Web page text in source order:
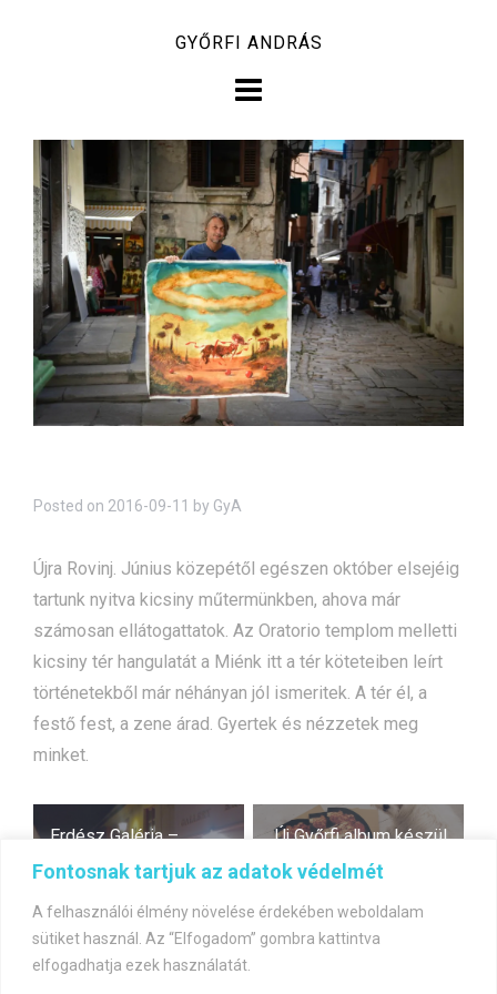
Fontosnak tartjuk az adatok védelmét
A felhasználói élmény növelése érdekében weboldalam
sütiket használ. Az “Elfogadom” gombra kattintva
elfogadhatja ezek használatát.
GYŐRFI ANDRÁS
Posted on 2016-09-11 by GyA
Újra Rovinj. Június közepétől egészen október elsejéig
tartunk nyitva kicsiny műtermünkben, ahova már
számosan ellátogattatok. Az Oratorio templom melletti
kicsiny tér hangulatát a Miénk itt a tér köteteiben leírt
történetekből már néhányan jól ismeritek. A tér él, a
festő fest, a zene árad. Gyertek és nézzetek meg
minket.
Bejegyzés
navigáció
Erdész Galéria –
március 25.-április 10-
Új Győrfi album készül